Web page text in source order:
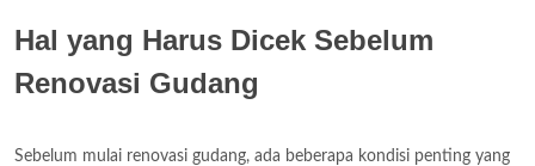
Hal yang Harus Dicek Sebelum
Renovasi Gudang
Sebelum mulai renovasi gudang, ada beberapa kondisi penting yang